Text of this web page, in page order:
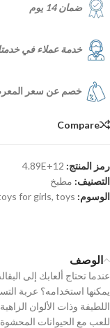
ضمان 14 يوم
خدمة عملاء في
خصم عن سعر
Compare
رمز المنتج: 4.89E+12
التصنيف: مطبخ
الوسوم:
for girls, toys
الوصف
عندما تحتاج ألعابك إلى
يمكنها استخدامه؟ عربة
اللطيفة وذات الألوان
للعب مع الحيوانات المحشوة